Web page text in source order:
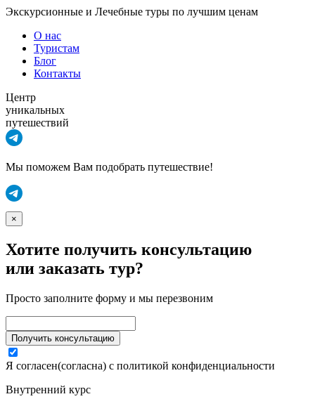
Экскурсионные и Лечебные туры по лучшим ценам
О нас
Туристам
Блог
Контакты
Центр
уникальных
путешествий
Мы поможем Вам подобрать путешествие!
×
Хотите получить консультацию
или заказать тур?
Просто заполните форму и мы перезвоним
Я согласен(согласна) с политикой конфиденциальности
Внутренний курс